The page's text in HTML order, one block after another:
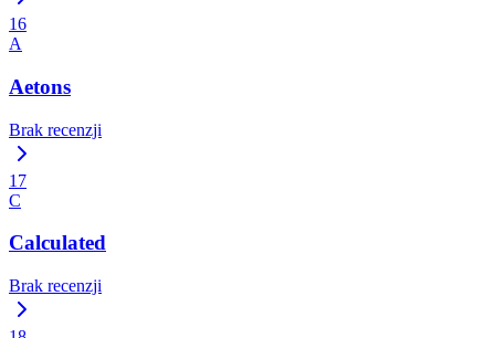
16
A
Aetons
Brak recenzji
17
C
Calculated
Brak recenzji